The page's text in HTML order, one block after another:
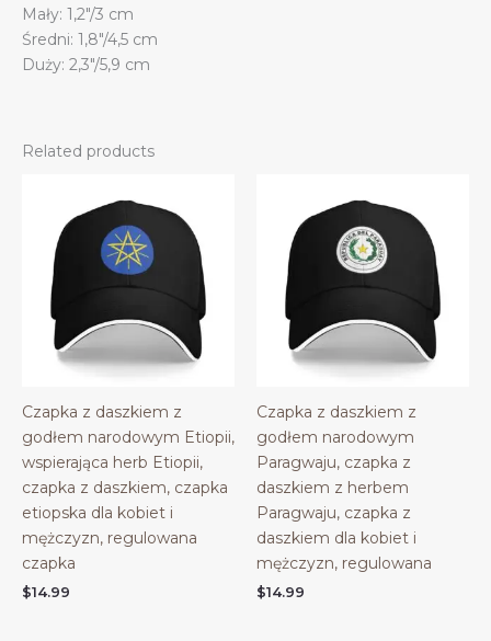
Mały: 1,2″/3 cm
Średni: 1,8″/4,5 cm
Duży: 2,3″/5,9 cm
Related products
Czapka z daszkiem z
godłem narodowym Etiopii,
wspierająca herb Etiopii,
czapka z daszkiem, czapka
etiopska dla kobiet i
mężczyzn, regulowana
czapka
$14.99
Czapka z daszkiem z
godłem narodowym
Paragwaju, czapka z
daszkiem z herbem
Paragwaju, czapka z
daszkiem dla kobiet i
mężczyzn, regulowana
$14.99